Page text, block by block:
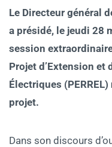
Le Directeur général
a présidé, le jeudi 28
session
Projet d’Extension et
Électriques
projet.
‎Dans son discours